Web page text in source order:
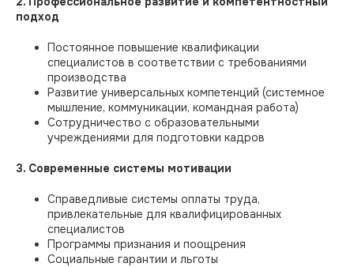
подход
Постоянное повышение квалификации
специалистов в соответствии с требованиями
производства
Развитие универсальных компетенций (системное
мышление, коммуникации, командная работа)
Сотрудничество с образовательными
учреждениями для подготовки кадров
3. Современные системы мотивации
Справедливые системы оплаты труда,
привлекательные для квалифицированных
специалистов
Программы признания и поощрения
Социальные гарантии и льготы